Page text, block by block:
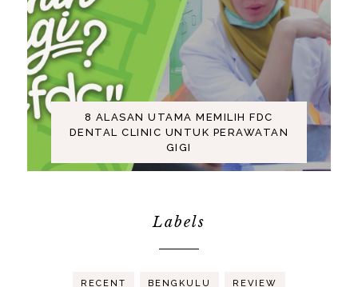
8 ALASAN UTAMA MEMILIH FDC
DENTAL CLINIC UNTUK PERAWATAN
GIGI
Labels
RECENT BENGKULU REVIEW